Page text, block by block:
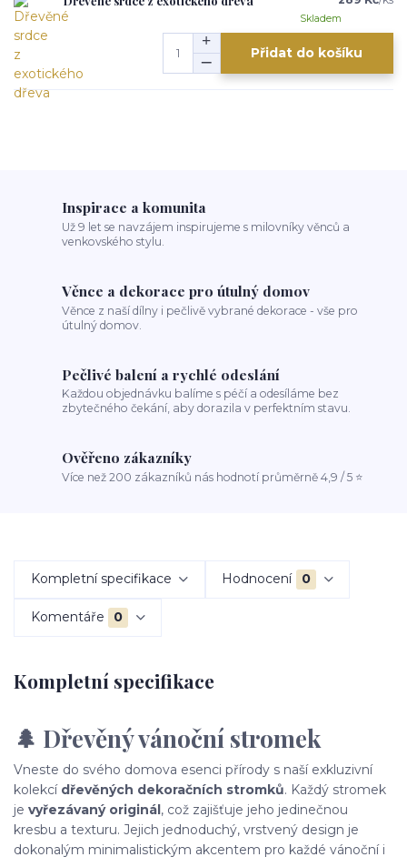
Skladem
Přidat do košíku
Inspirace a komunita
Už 9 let se navzájem inspirujeme s milovníky věnců a
venkovského stylu.
Věnce a dekorace pro útulný domov
Věnce z naší dílny i pečlivě vybrané dekorace - vše pro
útulný domov.
Pečlivé balení a rychlé odeslání
Každou objednávku balíme s péčí a odesíláme bez
zbytečného čekání, aby dorazila v perfektním stavu.
Ověřeno zákazníky
Více než 200 zákazníků nás hodnotí průměrně 4,9 / 5 ⭐
Kompletní specifikace Hodnocení 0
Komentáře 0
Kompletní specifikace
🌲 Dřevěný vánoční stromek
Vneste do svého domova esenci přírody s naší exkluzivní
kolekcí dřevěných dekoračních stromků. Každý stromek
je vyřezávaný originál, což zajišťuje jeho jedinečnou
kresbu a texturu. Jejich jednoduchý, vrstvený design je
dokonalým minimalistickým akcentem pro každé vánoční i